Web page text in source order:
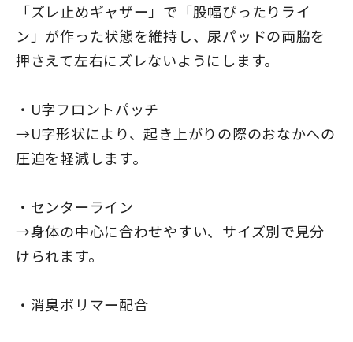
「ズレ止めギャザー」で「股幅ぴったりライ
ン」が作った状態を維持し、尿パッドの両脇を
押さえて左右にズレないようにします。
・U字フロントパッチ
→U字形状により、起き上がりの際のおなかへの
圧迫を軽減します。
・センターライン
→身体の中心に合わせやすい、サイズ別で見分
けられます。
・消臭ポリマー配合